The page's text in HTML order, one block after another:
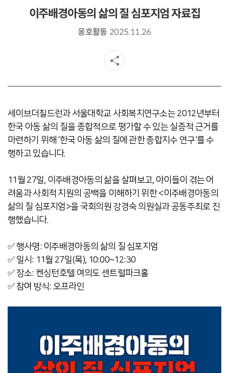
이주배경아동의 삶의 질 심포지엄 자료집
옹호활동 2025.11.26
세이브더칠드런과 서울대학교 사회복지연구소는 2012년부터
한국 아동 삶의 질을 종합적으로 평가할 수 있는 실증적 근거를
마련하기 위해 '한국 아동 삶의 질에 관한 종합지수 연구'를 수
행하고 있습니다.
11월 27일, 이주배경아동의 삶을 살펴보고, 아이들이 겪는 어
려움과 사회적 지원의 공백을 이해하기 위한 <이주배경아동의
삶의 질 심포지엄>을 국회의원 강경숙 의원실과 공동주최로 진
행했습니다.
✅ 행사명: 이주배경아동의 삶의 질 심포지엄
✅ 일시: 11월 27일(목), 10:00~12:30
✅ 장소: 켄싱턴호텔 여의도 센트럴파크홀
✅ 참여 방식: 오프라인